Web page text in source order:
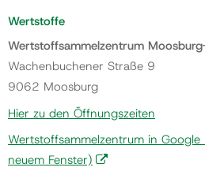
Wertstoffe
Wertstoffsammelzentrum
Wachenbuchener Straße 9
9062 Moosburg
Hier zu den Öffnungszeiten
Wertstoffsammelzentrum in
neuem Fenster)